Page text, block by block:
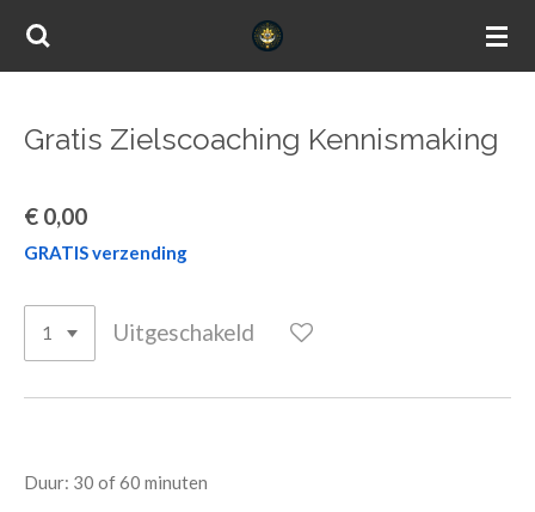
Ga
hoofdinhoud
Gratis Zielscoaching Kennismaking
€ 0,00
GRATIS verzending
Uitgeschakeld
Duur: 30 of 60 minuten